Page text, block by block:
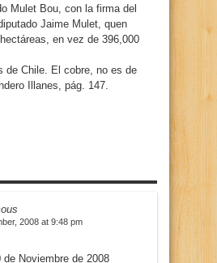
Mulet Bou, con la firma del
Jaime Mulet, quen
en vez de 396,000
de Chile. El cobre, no es de
Illanes, pág. 147.
2008 at 9:48 pm
Noviembre de 2008